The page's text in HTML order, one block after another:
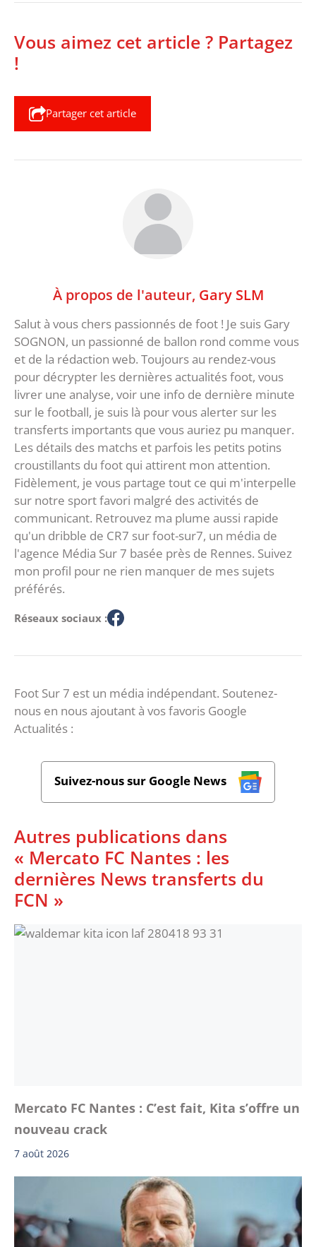
Vous aimez cet article ? Partagez
!
Partager cet article
À propos de l'auteur, Gary SLM
Salut à vous chers passionnés de foot ! Je suis Gary
SOGNON, un passionné de ballon rond comme vous
et de la rédaction web. Toujours au rendez-vous
pour décrypter les dernières actualités foot, vous
livrer une analyse, voir une info de dernière minute
sur le football, je suis là pour vous alerter sur les
transferts importants que vous auriez pu manquer.
Les détails des matchs et parfois les petits potins
croustillants du foot qui attirent mon attention.
Fidèlement, je vous partage tout ce qui m'interpelle
sur notre sport favori malgré des activités de
communicant. Retrouvez ma plume aussi rapide
qu'un dribble de CR7 sur foot-sur7, un média de
l'agence Média Sur 7 basée près de Rennes. Suivez
mon profil pour ne rien manquer de mes sujets
préférés.
Réseaux sociaux :
Foot Sur 7 est un média indépendant. Soutenez-
nous en nous ajoutant à vos favoris Google
Actualités :
Suivez-nous sur Google News
Autres publications dans
« Mercato FC Nantes : les
dernières News transferts du
FCN »
Mercato FC Nantes : C’est fait, Kita s’offre un
nouveau crack
7 août 2026